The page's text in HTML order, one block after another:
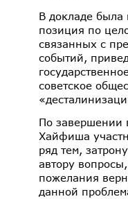
В докладе была
позиция по
связанных с
событий,
советское
По завершении
Хайфиша
ряд тем,
автору
пожелания
данной